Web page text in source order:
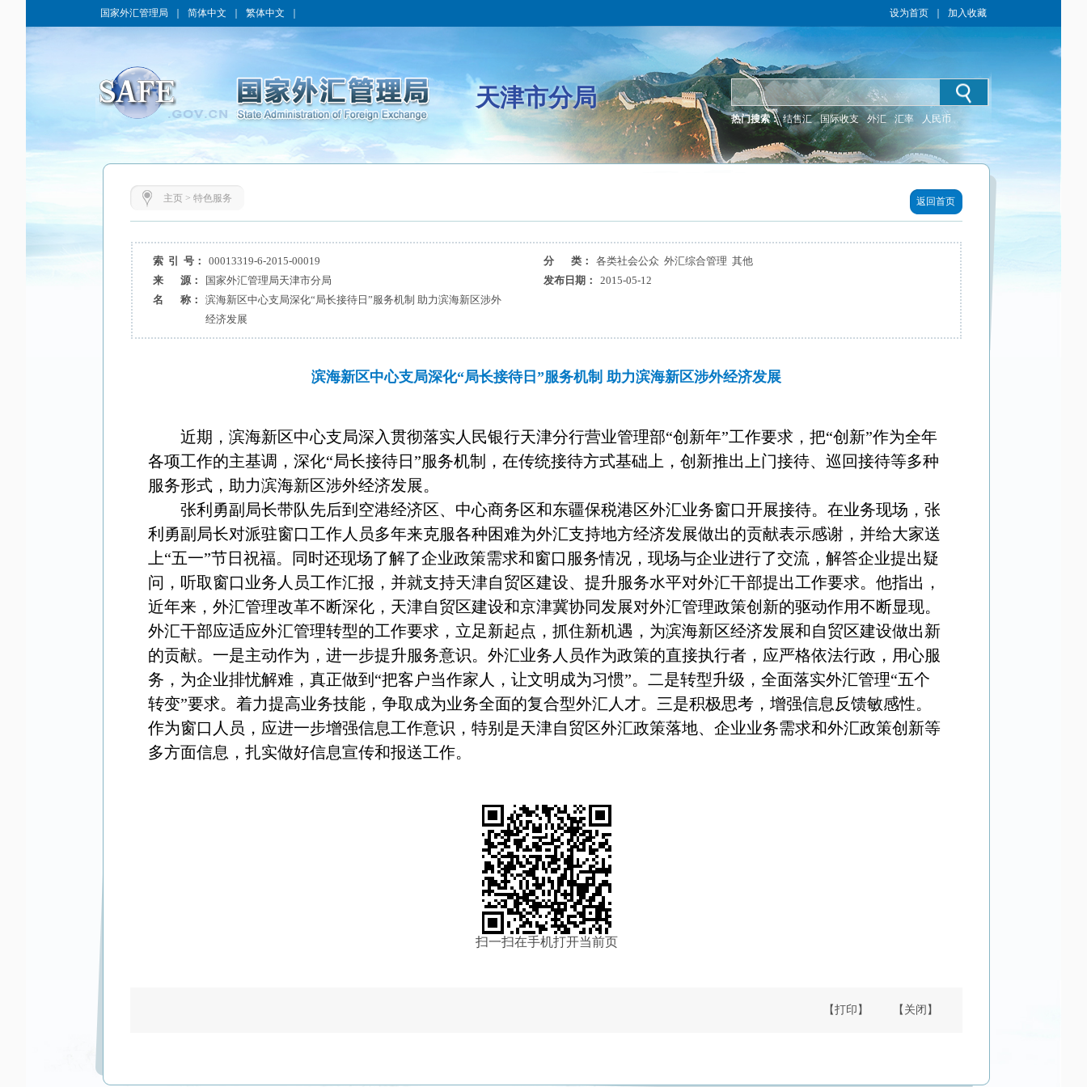
国家外汇管理局 简体中文 繁体中文 设为首页 加入收藏
天津市分局
热门搜索： 结售汇 国际收支 外汇 汇率 人民币
主页> 特色服务 返回首页
索 引 号： 00013319-6-2015-00019 分 类：
各类社会公众 外汇综合管理 其他
来 源：
国家外汇管理局天津市分局 发布日期：
2015-05-12
名 称：
滨海新区中心支局深化“局长接待日”服务机制 助力滨海新区涉外
经济发展
滨海新区中心支局深化“局长接待日”服务机制 助力滨海新区涉外经济发展
近期，滨海新区中心支局深入贯彻落实人民银行天津分行营业管理部“创新年”工作要求，把“创新”作为全年
各项工作的主基调，深化“局长接待日”服务机制，在传统接待方式基础上，创新推出上门接待、巡回接待等多种
服务形式，助力滨海新区涉外经济发展。
张利勇副局长带队先后到空港经济区、中心商务区和东疆保税港区外汇业务窗口开展接待。在业务现场，张
利勇副局长对派驻窗口工作人员多年来克服各种困难为外汇支持地方经济发展做出的贡献表示感谢，并给大家送
上“五一”节日祝福。同时还现场了解了企业政策需求和窗口服务情况，现场与企业进行了交流，解答企业提出疑
问，听取窗口业务人员工作汇报，并就支持天津自贸区建设、提升服务水平对外汇干部提出工作要求。他指出，
近年来，外汇管理改革不断深化，天津自贸区建设和京津冀协同发展对外汇管理政策创新的驱动作用不断显现。
外汇干部应适应外汇管理转型的工作要求，立足新起点，抓住新机遇，为滨海新区经济发展和自贸区建设做出新
的贡献。一是主动作为，进一步提升服务意识。外汇业务人员作为政策的直接执行者，应严格依法行政，用心服
务，为企业排忧解难，真正做到“把客户当作家人，让文明成为习惯”。二是转型升级，全面落实外汇管理“五个
转变”要求。着力提高业务技能，争取成为业务全面的复合型外汇人才。三是积极思考，增强信息反馈敏感性。
作为窗口人员，应进一步增强信息工作意识，特别是天津自贸区外汇政策落地、企业业务需求和外汇政策创新等
多方面信息，扎实做好信息宣传和报送工作。
扫一扫在手机打开当前页
【打印】 【关闭】